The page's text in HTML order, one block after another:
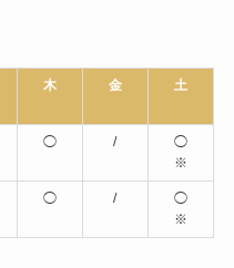
木 金 土
◯ /
◯
※
◯ /
◯
※